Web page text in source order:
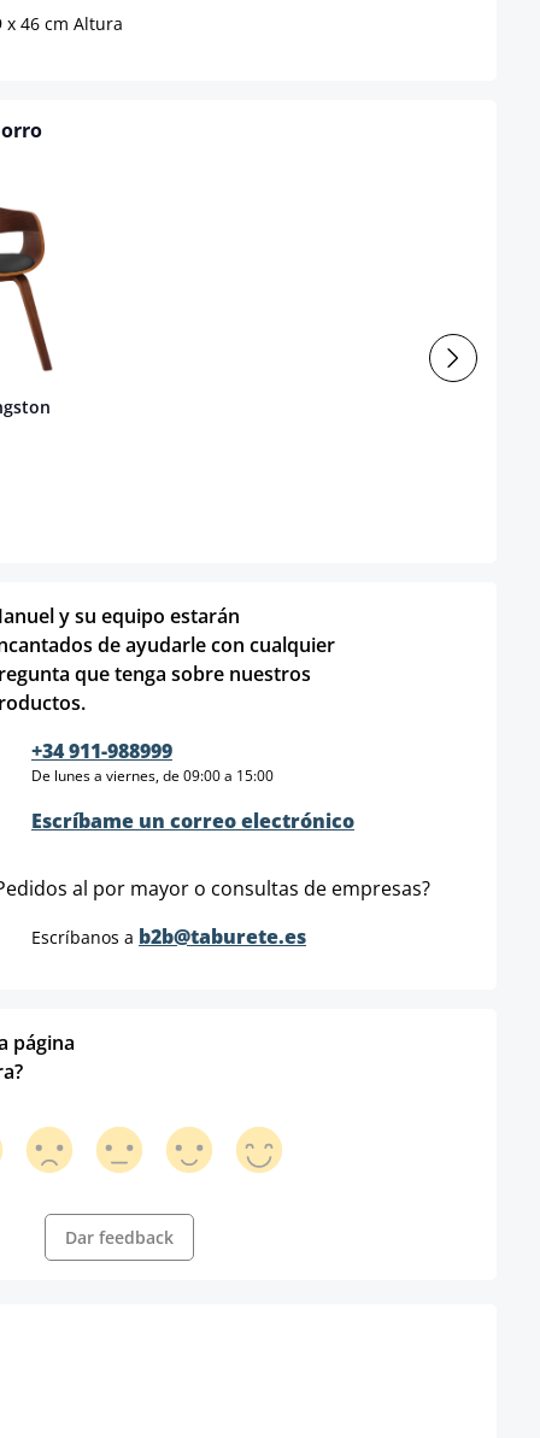
x 46 cm Altura
y su equipo estarán
de ayudarle con cualquier
que tenga sobre nuestros
+34 911-988999
De lunes a viernes, de 09:00 a 15:00
Escríbame un correo electrónico
al por mayor o consultas de empresas?
Escríbanos a b2b@taburete.es
página
Dar feedback